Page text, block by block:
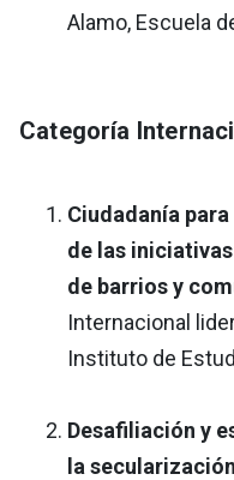
Alamo, Escuela
Categoría
Ciudadanía
de las
de barrios y
Internacional
Instituto de
Desafiliación y
la